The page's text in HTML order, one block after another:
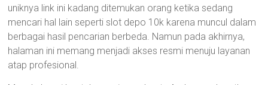
uniknya link ini kadang ditemukan orang ketika sedang
mencari hal lain seperti slot depo 10k karena muncul dalam
berbagai hasil pencarian berbeda. Namun pada akhirnya,
halaman ini memang menjadi akses resmi menuju layanan
atap profesional.